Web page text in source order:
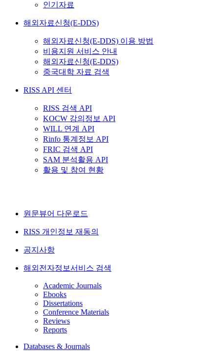
인기자료
해외자료신청(E-DDS)
해외자료신청(E-DDS) 이용 방법
비용지원 서비스 안내
해외자료신청(E-DDS)
중국대학 자료 검색
RISS API 센터
RISS 검색 API
KOCW 강의정보 API
WILL 연계 API
Rinfo 통계정보 API
FRIC 검색 API
SAM 분석활용 API
활용 및 참여 현황
원문뷰어 다운로드
RISS 개인정보 재동의
공지사항
해외전자정보서비스 검색
Academic Journals
Ebooks
Dissertations
Conference Materials
Reviews
Reports
Databases & Journals